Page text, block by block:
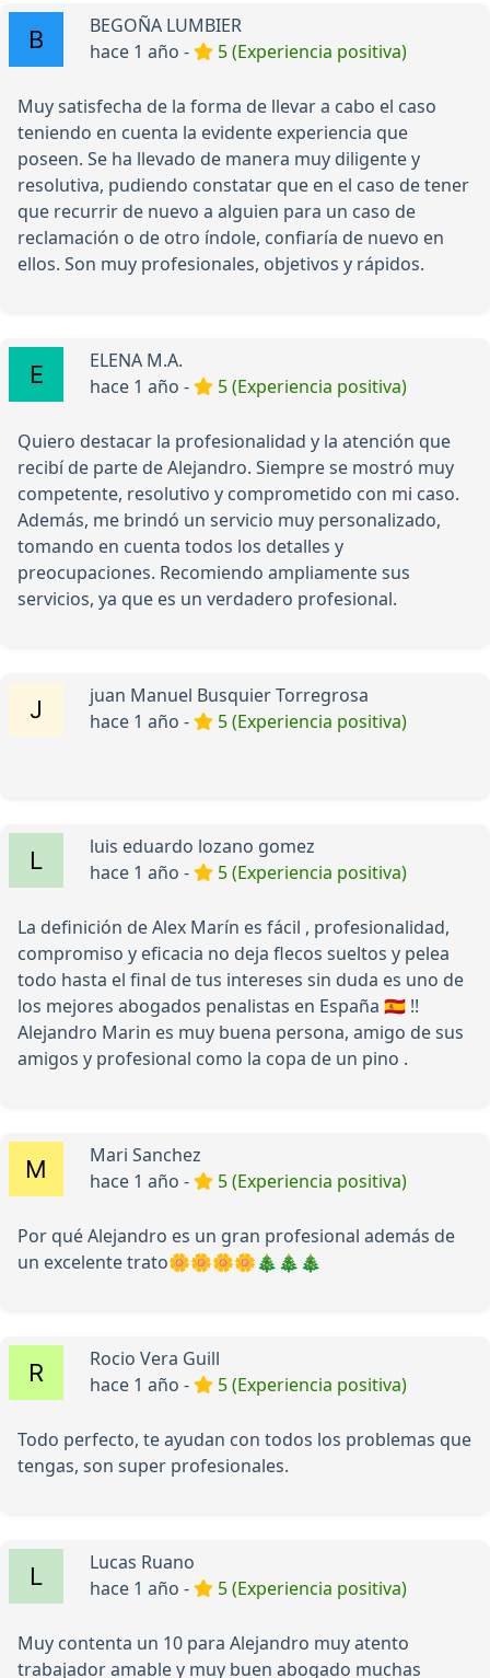
BEGOÑA LUMBIER
hace 1 año -
5 (Experiencia positiva)
Muy satisfecha de la forma de llevar a cabo el caso
teniendo en cuenta la evidente experiencia que
poseen. Se ha llevado de manera muy diligente y
resolutiva, pudiendo constatar que en el caso de tener
que recurrir de nuevo a alguien para un caso de
reclamación o de otro índole, confiaría de nuevo en
ellos. Son muy profesionales, objetivos y rápidos.
ELENA M.A.
hace 1 año -
5 (Experiencia positiva)
Quiero destacar la profesionalidad y la atención que
recibí de parte de Alejandro. Siempre se mostró muy
competente, resolutivo y comprometido con mi caso.
Además, me brindó un servicio muy personalizado,
tomando en cuenta todos los detalles y
preocupaciones. Recomiendo ampliamente sus
servicios, ya que es un verdadero profesional.
juan Manuel Busquier Torregrosa
hace 1 año -
5 (Experiencia positiva)
luis eduardo lozano gomez
hace 1 año -
5 (Experiencia positiva)
La definición de Alex Marín es fácil , profesionalidad,
compromiso y eficacia no deja flecos sueltos y pelea
todo hasta el final de tus intereses sin duda es uno de
los mejores abogados penalistas en España 🇪🇸 !!
Alejandro Marin es muy buena persona, amigo de sus
amigos y profesional como la copa de un pino .
Mari Sanchez
hace 1 año -
5 (Experiencia positiva)
Por qué Alejandro es un gran profesional además de
un excelente trato🌼🌼🌼🌼🎄🎄🎄
Rocio Vera Guill
hace 1 año -
5 (Experiencia positiva)
Todo perfecto, te ayudan con todos los problemas que
tengas, son super profesionales.
Lucas Ruano
hace 1 año -
5 (Experiencia positiva)
Muy contenta un 10 para Alejandro muy atento
trabajador amable y muy buen abogado muchas